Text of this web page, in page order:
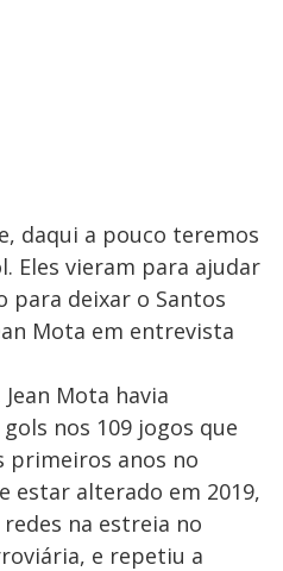
daqui a pouco teremos
Eles vieram para ajudar
para deixar o Santos
Mota em entrevista
Mota havia
nos 109 jogos que
primeiros anos no
estar alterado em 2019,
na estreia no
e repetiu a